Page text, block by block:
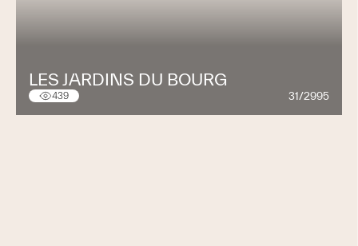
LES JARDINS DU BOURG
439 31/2995